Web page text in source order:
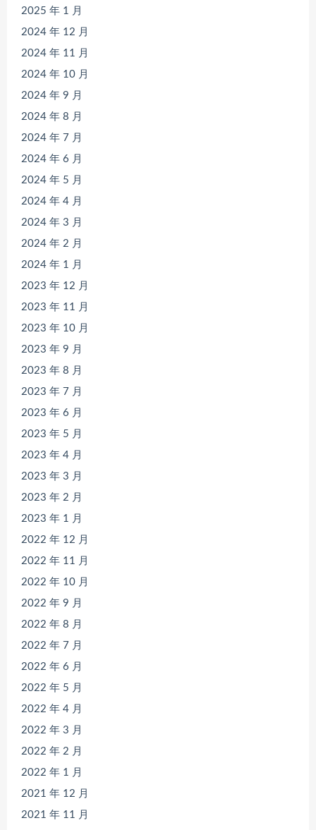
2025 年 1 月
2024 年 12 月
2024 年 11 月
2024 年 10 月
2024 年 9 月
2024 年 8 月
2024 年 7 月
2024 年 6 月
2024 年 5 月
2024 年 4 月
2024 年 3 月
2024 年 2 月
2024 年 1 月
2023 年 12 月
2023 年 11 月
2023 年 10 月
2023 年 9 月
2023 年 8 月
2023 年 7 月
2023 年 6 月
2023 年 5 月
2023 年 4 月
2023 年 3 月
2023 年 2 月
2023 年 1 月
2022 年 12 月
2022 年 11 月
2022 年 10 月
2022 年 9 月
2022 年 8 月
2022 年 7 月
2022 年 6 月
2022 年 5 月
2022 年 4 月
2022 年 3 月
2022 年 2 月
2022 年 1 月
2021 年 12 月
2021 年 11 月